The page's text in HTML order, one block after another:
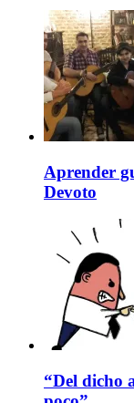
Aprender
Devoto
“Del dicho